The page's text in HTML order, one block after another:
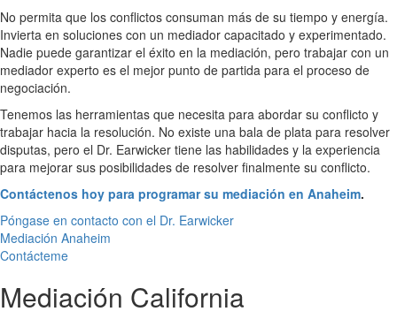
No permita que los conflictos consuman más de su tiempo y energía.
Invierta en soluciones con un mediador capacitado y experimentado.
Nadie puede garantizar el éxito en la mediación, pero trabajar con un
mediador experto es el mejor punto de partida para el proceso de
negociación.
Tenemos las herramientas que necesita para abordar su conflicto y
trabajar hacia la resolución. No existe una bala de plata para resolver
disputas, pero el Dr. Earwicker tiene las habilidades y la experiencia
para mejorar sus posibilidades de resolver finalmente su conflicto.
Contáctenos hoy para programar su mediación en Anaheim.
Póngase en contacto con el Dr. Earwicker
Mediación Anaheim
Contácteme
Mediación California